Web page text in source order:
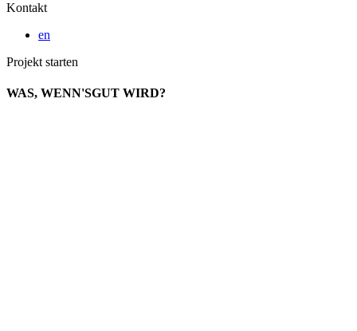
Kontakt
en
Projekt starten
WAS, WENN'SGUT WIRD?